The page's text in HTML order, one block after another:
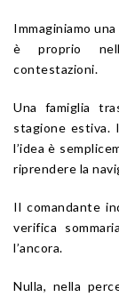
Immaginiamo
è proprio
contestazioni.
Una famiglia
stagione estiva.
l’idea è
riprendere la
Il comandante
verifica
l’ancora.
Nulla, nella